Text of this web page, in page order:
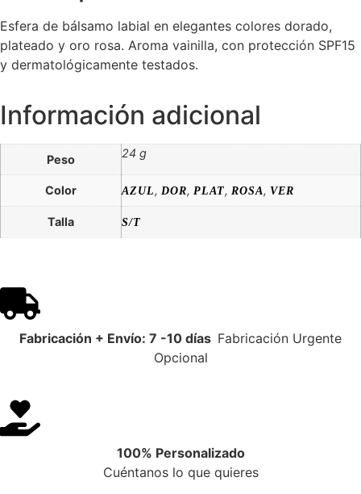
Esfera de bálsamo labial en elegantes colores dorado,
plateado y oro rosa. Aroma vainilla, con protección SPF15
y dermatológicamente testados.
Información adicional
Peso 24 g
Color AZUL, DOR, PLAT, ROSA, VER
Talla S/T
Fabricación + Envío: 7 -10 días Fabricación Urgente
Opcional
100% Personalizado
Cuéntanos lo que quieres